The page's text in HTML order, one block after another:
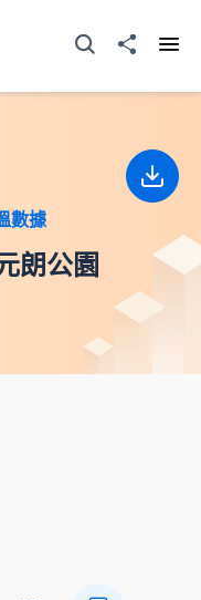
打開搜尋器分享至
數據
朗公園
下載